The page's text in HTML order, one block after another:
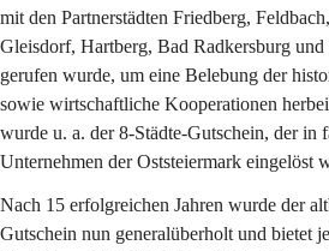
mit den Partnerstädten Friedberg,
Gleisdorf, Hartberg, Bad Radkersburg
gerufen wurde, um eine Belebung der
sowie wirtschaftliche Kooperationen
wurde u. a. der 8-Städte-Gutschein, der in
Unternehmen der Oststeiermark eingelöst
Nach 15 erfolgreichen Jahren wurde der
Gutschein nun generalüberholt und bietet